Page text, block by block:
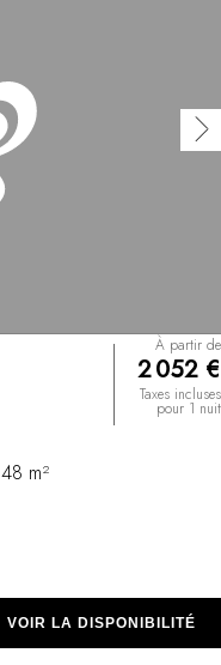
À partir de
2 052 €
Taxes incluses
pour 1 nuit
48 m²
VOIR LA DISPONIBILITÉ